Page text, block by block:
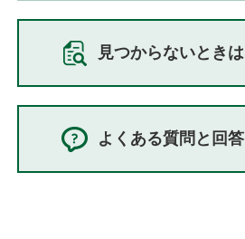
見つからないときは
よくある質問と回答